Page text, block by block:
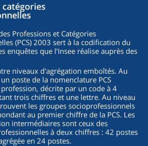
Professions et Catégories
(PCS) 2003 sert à la codification du
enquêtes que l’Insee réalise auprès des
niveaux d'agrégation emboîtés. Au
poste de la nomenclature PCS
décrite par un code à 4
trois chiffres et une lettre. Au niveau
les groupes socioprofessionnels
au premier chiffre de la PCS. Les
intermédiaires sont ceux des
à deux chiffres : 42 postes
en 24 postes.